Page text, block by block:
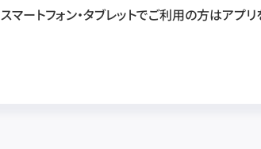
スマートフォン・タブレットでご利用の方はアプリ